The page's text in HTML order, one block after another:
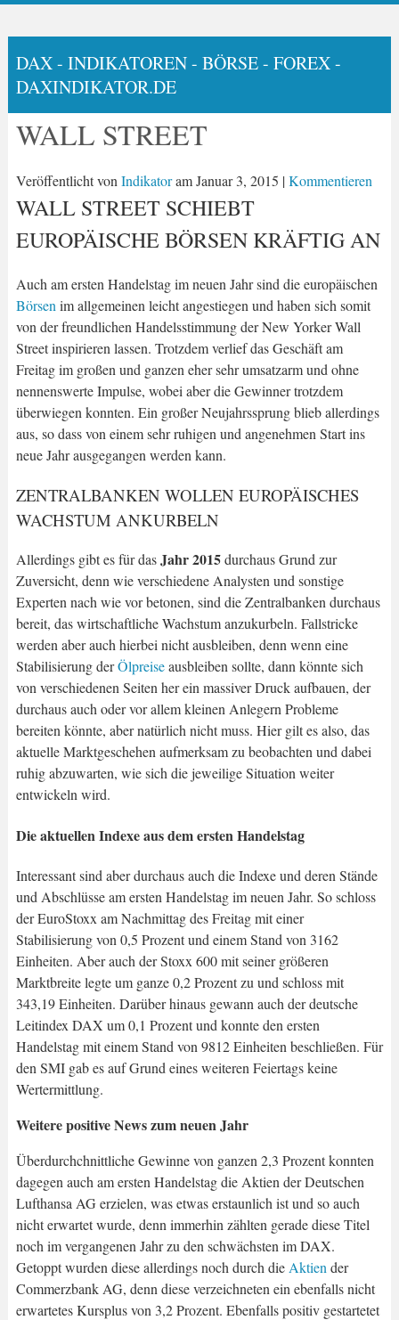
DAX - INDIKATOREN - BÖRSE - FOREX -
DAXINDIKATOR.DE
WALL STREET
Veröffentlicht von IndikatoramJanuar 3, 2015 |Kommentieren
WALL STREET SCHIEBT
EUROPÄISCHE BÖRSEN KRÄFTIG AN
Auch am ersten Handelstag im neuen Jahr sind die europäischen
Börsen im allgemeinen leicht angestiegen und haben sich somit
von der freundlichen Handelsstimmung der New Yorker Wall
Street inspirieren lassen. Trotzdem verlief das Geschäft am
Freitag im großen und ganzen eher sehr umsatzarm und ohne
nennenswerte Impulse, wobei aber die Gewinner trotzdem
überwiegen konnten. Ein großer Neujahrssprung blieb allerdings
aus, so dass von einem sehr ruhigen und angenehmen Start ins
neue Jahr ausgegangen werden kann.
ZENTRALBANKEN WOLLEN EUROPÄISCHES
WACHSTUM ANKURBELN
Allerdings gibt es für dasJahr 2015durchaus Grund zur
Zuversicht, denn wie verschiedene Analysten und sonstige
Experten nach wie vor betonen, sind die Zentralbanken durchaus
bereit, das wirtschaftliche Wachstum anzukurbeln. Fallstricke
werden aber auch hierbei nicht ausbleiben, denn wenn eine
Stabilisierung derÖlpreiseausbleiben sollte, dann könnte sich
von verschiedenen Seiten her ein massiver Druck aufbauen, der
durchaus auch oder vor allem kleinen Anlegern Probleme
bereiten könnte, aber natürlich nicht muss. Hier gilt es also, das
aktuelle Marktgeschehen aufmerksam zu beobachten und dabei
ruhig abzuwarten, wie sich die jeweilige Situation weiter
entwickeln wird.
Die aktuellen Indexe aus dem ersten Handelstag
Interessant sind aber durchaus auch die Indexe und deren Stände
und Abschlüsse am ersten Handelstag im neuen Jahr. So schloss
der EuroStoxx am Nachmittag des Freitag mit einer
Stabilisierung von 0,5 Prozent und einem Stand von 3162
Einheiten. Aber auch der Stoxx 600 mit seiner größeren
Marktbreite legte um ganze 0,2 Prozent zu und schloss mit
343,19 Einheiten. Darüber hinaus gewann auch der deutsche
Leitindex DAX um 0,1 Prozent und konnte den ersten
Handelstag mit einem Stand von 9812 Einheiten beschließen. Für
den SMI gab es auf Grund eines weiteren Feiertags keine
Wertermittlung.
Weitere positive News zum neuen Jahr
Überdurchchnittliche Gewinne von ganzen 2,3 Prozent konnten
dagegen auch am ersten Handelstag die Aktien der Deutschen
Lufthansa AG erzielen, was etwas erstaunlich ist und so auch
nicht erwartet wurde, denn immerhin zählten gerade diese Titel
noch im vergangenen Jahr zu den schwächsten im DAX.
Getoppt wurden diese allerdings noch durch die Aktien der
Commerzbank AG, denn diese verzeichneten ein ebenfalls nicht
erwartetes Kursplus von 3,2 Prozent. Ebenfalls positiv gestartetet